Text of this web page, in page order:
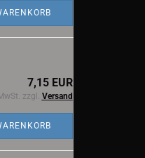
7,15 EUR
zzgl. Versand